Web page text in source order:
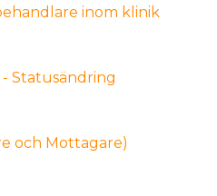
inom klinik
- Statusändring
och Mottagare)